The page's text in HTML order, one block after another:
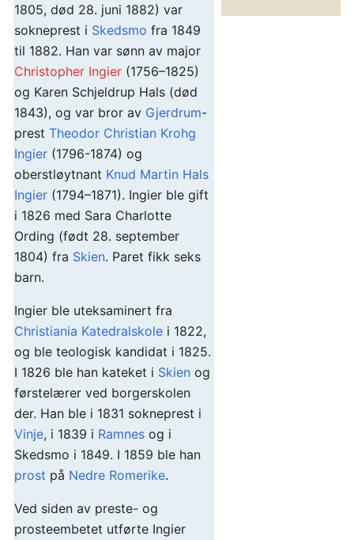
1805, død 28. juni 1882) var
sokneprest i Skedsmo fra 1849
til 1882. Han var sønn av major
Christopher Ingier (1756–1825)
og Karen Schjeldrup Hals (død
1843), og var bror av Gjerdrum-
prest Theodor Christian Krohg
Ingier (1796-1874) og
oberstløytnant Knud Martin Hals
Ingier (1794–1871). Ingier ble gift
i 1826 med Sara Charlotte
Ording (født 28. september
1804) fra Skien. Paret fikk seks
barn.
Ingier ble uteksaminert fra
Christiania Katedralskole i 1822,
og ble teologisk kandidat i 1825.
I 1826 ble han kateket i Skien og
førstelærer ved borgerskolen
der. Han ble i 1831 sokneprest i
Vinje, i 1839 i Ramnes og i
Skedsmo i 1849. I 1859 ble han
prost på Nedre Romerike.
Ved siden av preste- og
prosteembetet utførte Ingier